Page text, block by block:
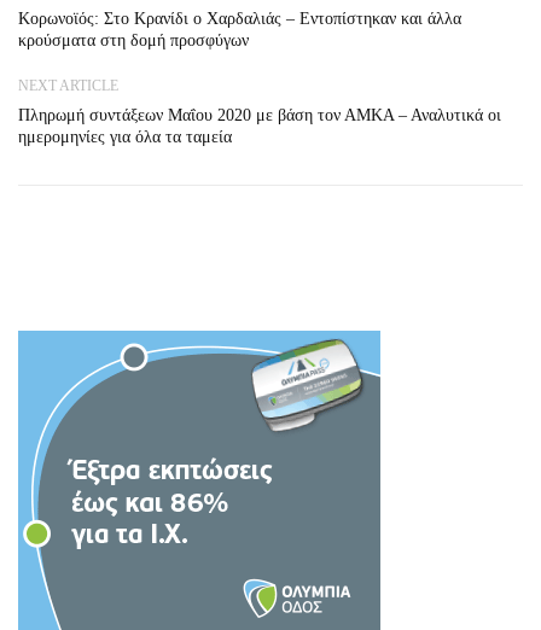
Κορωνοϊός: Στο Κρανίδι ο Χαρδαλιάς – Εντοπίστηκαν και άλλα
κρούσματα στη δομή προσφύγων
NEXT ARTICLE
Πληρωμή συντάξεων Μαΐου 2020 με βάση τον ΑΜΚΑ – Αναλυτικά οι
ημερομηνίες για όλα τα ταμεία